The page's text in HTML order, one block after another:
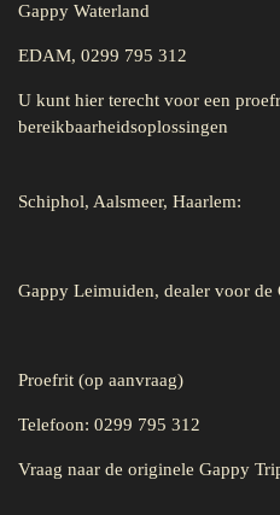
Gappy Waterland
EDAM, 0299 795 312
U kunt hier terecht voor een
bereikbaarheidsoplossingen
Schiphol, Aalsmeer, Haarlem:
Gappy Leimuiden, dealer voor
Proefrit (op aanvraag)
Telefoon: 0299 795 312
Vraag naar de originele Gappy